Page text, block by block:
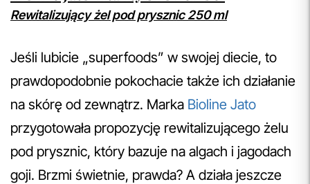
Rewitalizujący żel pod prysznic 250 ml
Jeśli lubicie „superfoods” w swojej diecie, to
prawdopodobnie pokochacie także ich działanie
na skórę od zewnątrz. Marka Bioline Jato
przygotowała propozycję rewitalizującego żelu
pod prysznic, który bazuje na algach i jagodach
goji. Brzmi świetnie, prawda? A działa jeszcze